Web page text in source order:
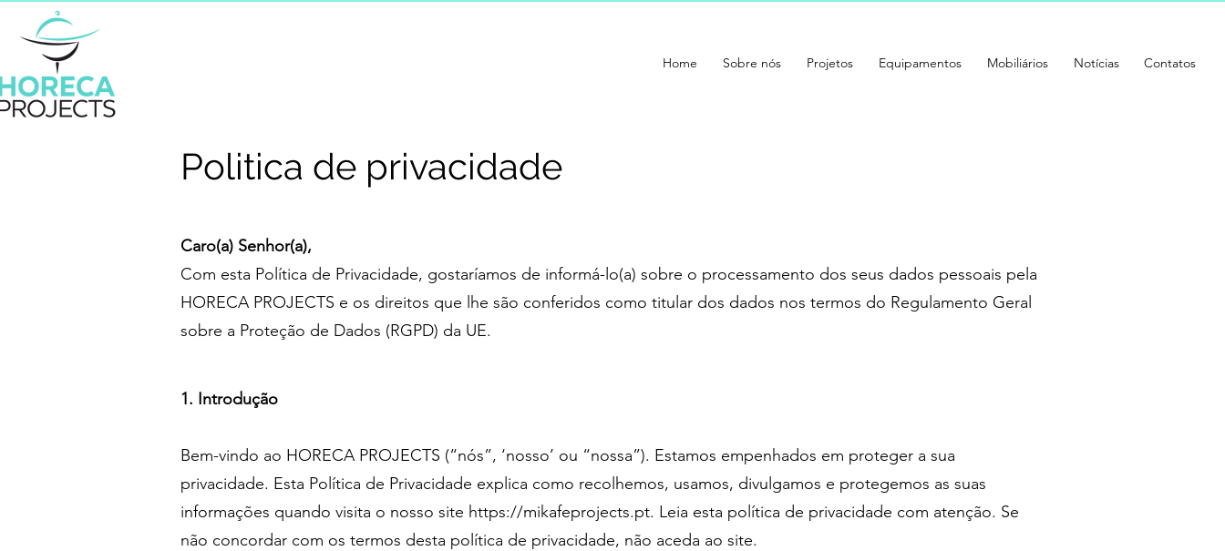
Home Sobre nós Projetos Equipamentos Mobiliários Notícias Contatos
Politica de privacidade
Caro(a) Senhor(a),
Com esta Política de Privacidade, gostaríamos de informá-lo(a) sobre o processamento dos seus dados pessoais pela
HORECA PROJECTS e os direitos que lhe são conferidos como titular dos dados nos termos do Regulamento Geral
sobre a Proteção de Dados (RGPD) da UE.
1. Introdução
Bem-vindo ao HORECA PROJECTS (“nós”, ‘nosso’ ou “nossa”). Estamos empenhados em proteger a sua
privacidade. Esta Política de Privacidade explica como recolhemos, usamos, divulgamos e protegemos as suas
informações quando visita o nosso site https://mikafeprojects.pt. Leia esta política de privacidade com atenção. Se
não concordar com os termos desta política de privacidade, não aceda ao site.